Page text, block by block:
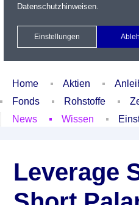
Xetra Realtime
Watchlist
Home Aktien
Fonds
Rohstoffe
News
Wissen
Leverage
Datenschutzhinweisen.
Einstellungen